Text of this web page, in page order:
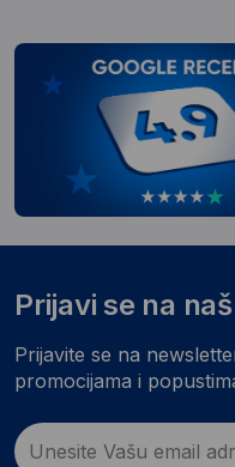
Prijavi se na
Prijavite se na
promocijama i